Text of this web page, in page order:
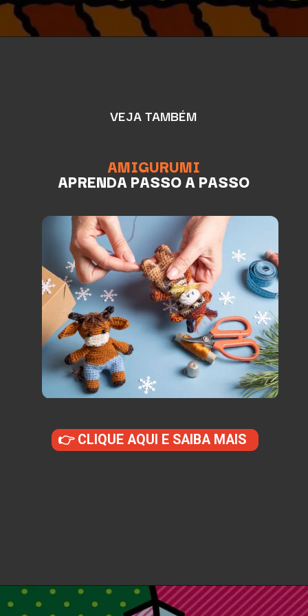
AMIGURUMI
APRENDA PASSO A PASSO
VEJA TAMBÉM
👉 CLIQUE AQUI E SAIBA MAIS